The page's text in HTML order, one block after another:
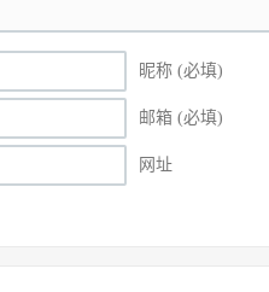
昵称 (必填)
邮箱 (必填)
网址